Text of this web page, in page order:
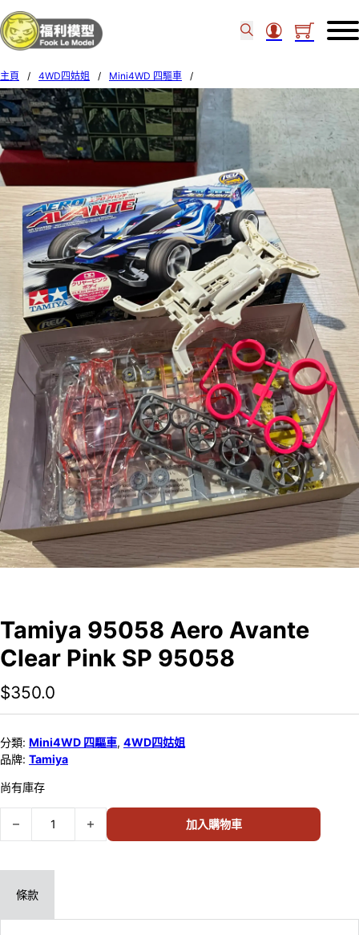
主頁 / 4WD四姑姐 / Mini4WD 四驅車
/
Tamiya 95058 Aero Avante Clear Pink SP 95058
Tamiya 95058 Aero Avante
Clear Pink SP 95058
$350.0
分類: Mini4WD 四驅車, 4WD四姑姐
品牌: Tamiya
尚有庫存
Tamiya 95058 Aero Avante Clear Pink SP 95058 數量
加入購物車
條款